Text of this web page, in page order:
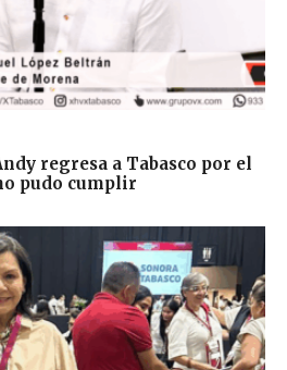
regresa a Tabasco por el
pudo cumplir